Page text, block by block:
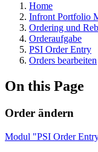
Home
Infront Portfolio
Ordering und
Orderaufgabe
PSI Order Entry
Orders bearbeiten
On this Page
Order ändern
Modul "PSI Order